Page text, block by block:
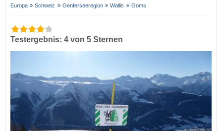
Europa Schweiz Genferseeregion Wallis Goms
Testergebnis: 4 von 5 Sternen